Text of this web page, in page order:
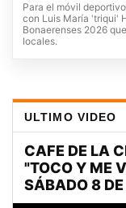
Para el móvil
con Luis María 'triqui'
Bonaerenses 2026
locales.
ULTIMO VIDEO